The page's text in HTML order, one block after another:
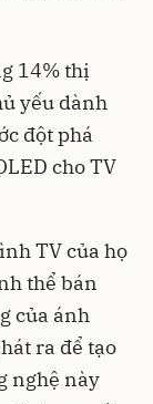
14% thị
yếu dành
đột phá
cho TV
TV của họ
thể bán
của ánh
ra để tạo
nghệ này